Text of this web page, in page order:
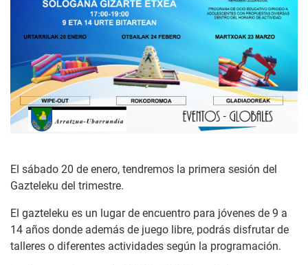
El sábado 20 de enero, tendremos la primera sesión del
Gazteleku del trimestre.
El gazteleku es un lugar de encuentro para jóvenes de 9 a
14 años donde además de juego libre, podrás disfrutar de
talleres o diferentes actividades según la programación.